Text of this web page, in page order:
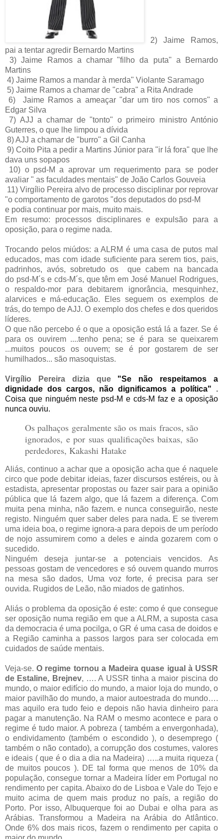
2) Jaime Ramos,
pai a tentar agredir Bernardo Martins
3) Jaime Ramos a chamar "filho da puta" a Bernardo
Martins
4) Jaime Ramos a mandar à merda" Violante Saramago
5) Jaime Ramos a chamar de "cabra" a Rita Andrade
6) Jaime Ramos a ameaçar "dar um tiro nos cornos" a
Edgar Silva
7) AJJ a chamar de "tonto" o primeiro ministro António
Guterres, o que lhe limpou a dívida
8) AJJ a chamar de "burro" a Gil Canha
9) Coito Pita a pedir a Martins Júnior para "ir lá fora" que lhe
dava uns sopapos
10) o psd-M a aprovar um requerimento para se poder
avaliar " as faculdades mentais" de João Carlos Gouveia
11) Virgílio Pereira alvo de processo disciplinar por reprovar
"o comportamento de garotos "dos deputados do psd-M
e podia continuar por mais, muito mais.
Em resumo: processos disciplinares e expulsão para a
oposição, para o regime nada.
Trocando pelos miúdos: a ALRM é uma casa de putos mal
educados, mas com idade suficiente para serem tios, pais,
padrinhos, avós, sobretudo os que cabem na bancada
do psd-M´s e cds-M´s, que têm em José Manuel Rodrigues,
o respaldo-mor para debitarem ignorância, mesquinhez,
alarvices e má-educação. Eles seguem os exemplos de
trás, do tempo de AJJ. O exemplo dos chefes e dos queridos
líderes.
O que não percebo é o que a oposição está lá a fazer. Se é
para os ouvirem ....tenho pena; se é para se queixarem
...muitos poucos os ouvem; se é por gostarem de ser
humilhados... são masoquistas.
Virgílio Pereira dizia que "Se não respeitamos a
dignidade dos cargos, não dignificamos a política" .
Coisa que ninguém neste psd-M e cds-M faz e a oposição
nunca ouviu.
Os palhaços geralmente são os mais fracos, são
ignorados, e por suas qualificações baixas, são
perdedores, Kakashi Hatake
Aliás, continuo a achar que a oposição acha que é naquele
circo que pode debitar ideias, fazer discursos estéreis, ou à
estadista, apresentar propostas ou fazer sair para a opinião
pública que lá fazem algo, que lá fazem a diferença. Com
muita pena minha, não fazem. e nunca conseguirão, neste
registo. Ninguém quer saber deles para nada. E se tiverem
uma ideia boa, o regime ignora-a para depois de um período
de nojo assumirem como a deles e ainda gozarem com o
sucedido.
Ninguém deseja juntar-se a potenciais vencidos. As
pessoas gostam de vencedores e só ouvem quando murros
na mesa são dados, Uma voz forte, é precisa para ser
ouvida. Rugidos de Leão, não miados de gatinhos.
Aliás o problema da oposição é este: como é que consegue
ser oposição numa região em que a ALRM, a suposta casa
da democracia é uma pocilga, o GR é uma casa de doidos e
a Região caminha a passos largos para ser colocada em
cuidados de saúde mentais.
Veja-se. O regime tornou a Madeira quase igual à USSR
de Estaline, Brejnev, …. A USSR tinha a maior piscina do
mundo, o maior edifício do mundo, a maior loja do mundo, o
maior pavilhão do mundo, a maior autoestrada do mundo….
mas aquilo era tudo feio e depois não havia dinheiro para
pagar a manutenção. Na RAM o mesmo acontece e para o
regime é tudo maior. A pobreza ( também a envergonhada),
o endividamento (também o escondido ), o desemprego (
também o não contado), a corrupção dos costumes, valores
e ideais ( que é o dia a dia na Madeira) …..a muita riqueza (
de muitos poucos ). DE tal forma que menos de 10% da
população, consegue tornar a Madeira líder em Portugal no
rendimento per capita. Abaixo do de Lisboa e Vale do Tejo e
muito acima de quem mais produz no país, a região do
Porto. Por isso, Albuquerque foi ao Dubai e olha para as
Arábias. Transformou a Madeira na Arábia do Atlântico.
Onde 6% dos mais ricos, fazem o rendimento per capita o